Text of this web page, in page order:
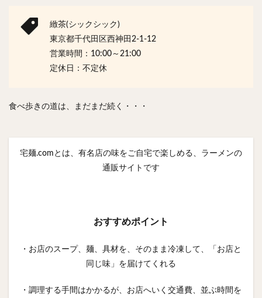
緻茶(シックシック)
東京都千代田区西神田2-1-12
営業時間：10:00～21:00
定休日：不定休
食べ歩きの道は、まだまだ続く・・・
宅麺.comとは、有名店の味をご自宅で楽しめる、ラーメンの
通販サイトです
おすすめポイント
・お店のスープ、麺、具材を、そのまま冷凍して、「お店と
同じ味」を届けてくれる
・調理する手間はかかるが、お店へいく交通費、並ぶ時間を